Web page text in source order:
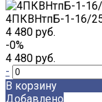
4ПКВНтпБ-1-16/
4 480 руб.
-0%
4 480 руб.
-
В корзину
Добавлено